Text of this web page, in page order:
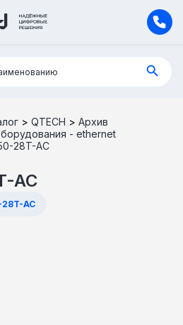
> QTECH > Архив
- ethernet
28T-AC
AC
AC